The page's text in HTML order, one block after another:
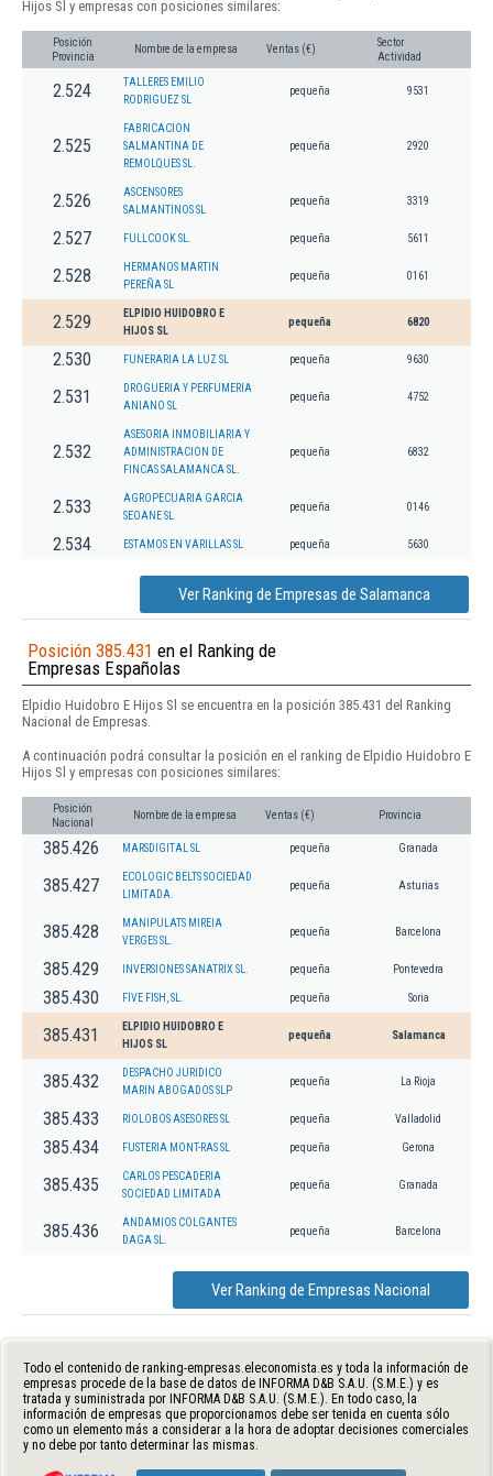
Hijos Sl y empresas con posiciones similares:
Posición
Provincia
Nombre de la empresa Ventas (€)
Sector
Actividad
2.524
TALLERES EMILIO
RODRIGUEZ SL
pequeña 9531
2.525
FABRICACION
SALMANTINA DE
REMOLQUES SL.
pequeña 2920
2.526
ASCENSORES
SALMANTINOS SL
pequeña 3319
2.527 FULLCOOK SL. pequeña 5611
2.528
HERMANOS MARTIN
PEREÑA SL
pequeña 0161
2.529
ELPIDIO HUIDOBRO E
HIJOS SL
pequeña 6820
2.530 FUNERARIA LA LUZ SL pequeña 9630
2.531
DROGUERIA Y PERFUMERIA
ANIANO SL
pequeña 4752
2.532
ASESORIA INMOBILIARIA Y
ADMINISTRACION DE
FINCAS SALAMANCA SL.
pequeña 6832
2.533
AGROPECUARIA GARCIA
SEOANE SL
pequeña 0146
2.534 ESTAMOS EN VARILLAS SL pequeña 5630
Ver Ranking de Empresas de Salamanca
Posición 385.431 en el Ranking de
Empresas Españolas
Elpidio Huidobro E Hijos Sl se encuentra en la posición 385.431 del Ranking
Nacional de Empresas.
A continuación podrá consultar la posición en el ranking de Elpidio Huidobro E
Hijos Sl y empresas con posiciones similares:
Posición
Nacional
Nombre de la empresa Ventas (€) Provincia
385.426 MARSDIGITAL SL pequeña Granada
385.427
ECOLOGIC BELTS SOCIEDAD
LIMITADA.
pequeña Asturias
385.428
MANIPULATS MIREIA
VERGES SL.
pequeña Barcelona
385.429 INVERSIONES SANATRIX SL. pequeña Pontevedra
385.430 FIVE FISH, SL. pequeña Soria
385.431
ELPIDIO HUIDOBRO E
HIJOS SL
pequeña Salamanca
385.432
DESPACHO JURIDICO
MARIN ABOGADOS SLP
pequeña La Rioja
385.433 RIOLOBOS ASESORES SL pequeña Valladolid
385.434 FUSTERIA MONT-RAS SL pequeña Gerona
385.435
CARLOS PESCADERIA
SOCIEDAD LIMITADA
pequeña Granada
385.436
ANDAMIOS COLGANTES
DAGA SL.
pequeña Barcelona
Ver Ranking de Empresas Nacional
Todo el contenido de ranking-empresas.eleconomista.es y toda la información de
empresas procede de la base de datos de INFORMA D&B S.A.U. (S.M.E.) y es
tratada y suministrada por INFORMA D&B S.A.U. (S.M.E.). En todo caso, la
información de empresas que proporcionamos debe ser tenida en cuenta sólo
como un elemento más a considerar a la hora de adoptar decisiones comerciales
y no debe por tanto determinar las mismas.